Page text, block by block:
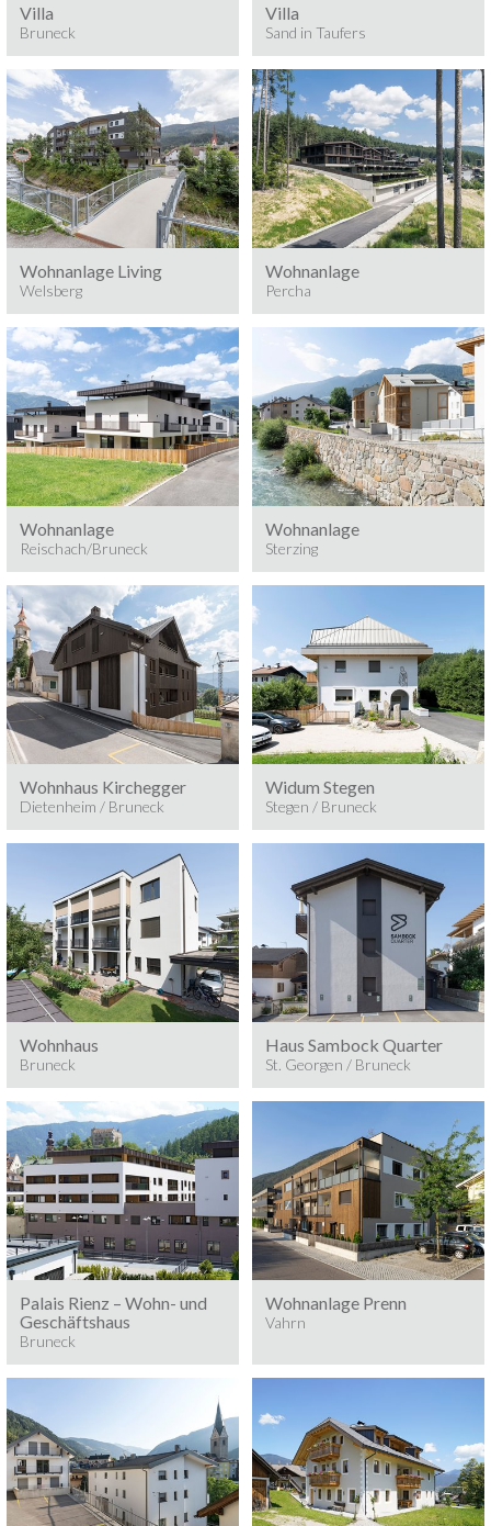
Villa
Bruneck
Villa
Sand in Taufers
Wohnanlage Living
Welsberg
Baumeisterarbeiten
WELSBERG
Wohnanlage
Percha
Baumeisterarbeiten
PERCHA
Wohnanlage
Reischach/Bruneck
Baumeisterarbeiten
REISCHACH/BRUNECK
Wohnanlage
Sterzing
Baumeisterarbeiten
STERZING
Wohnhaus Kirchegger
Dietenheim / Bruneck
Baumeisterarbeiten
DIETENHEIM / BRUNECK
Widum Stegen
Stegen / Bruneck
Baumeisterarbeiten
STEGEN / BRUNECK
Wohnhaus
Bruneck
Baumeisterarbeiten
BRUNECK
Haus Sambock Quarter
St. Georgen / Bruneck
Baumeisterarbeiten
ST. GEORGEN /
BRUNECK
Palais Rienz – Wohn- und
Geschäftshaus
Bruneck
Baumeisterarbeiten
2020/21
BRUNECK
Wohnanlage Prenn
Vahrn
Baumeisterarbeiten
Baumeisterarbeiten Baumeisterarbeiten 2020